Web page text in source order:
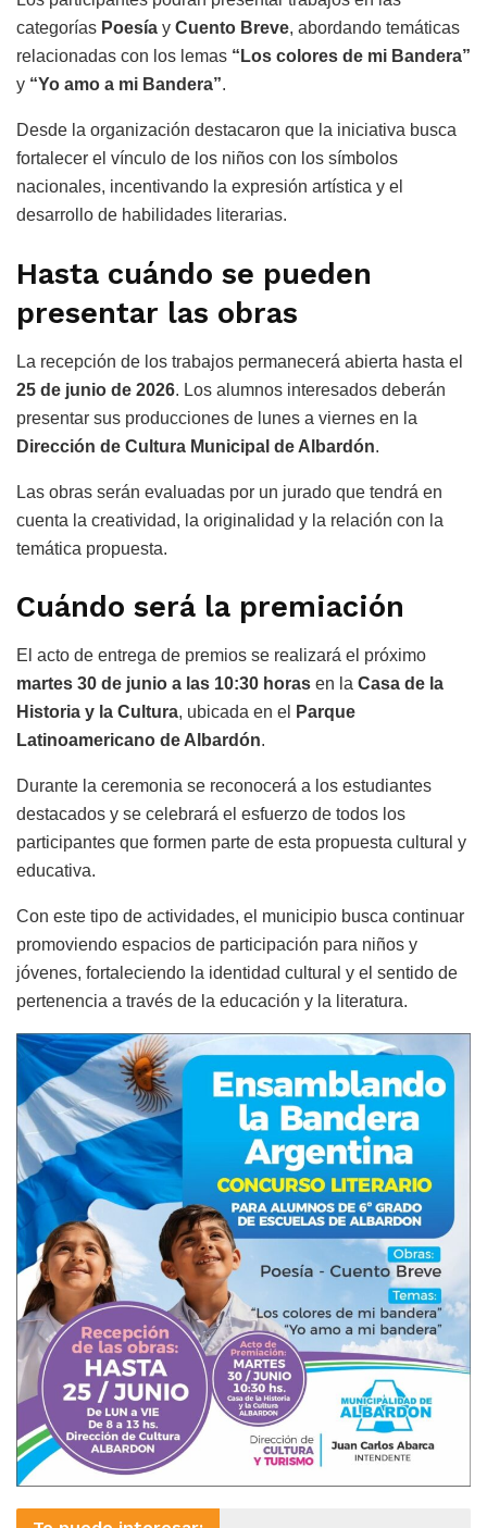
categorías Poesía y Cuento Breve, abordando temáticas
relacionadas con los lemas “Los colores de mi Bandera”
y “Yo amo a mi Bandera”.
Desde la organización destacaron que la iniciativa busca
fortalecer el vínculo de los niños con los símbolos
nacionales, incentivando la expresión artística y el
desarrollo de habilidades literarias.
Hasta cuándo se pueden
presentar las obras
La recepción de los trabajos permanecerá abierta hasta el
25 de junio de 2026. Los alumnos interesados deberán
presentar sus producciones de lunes a viernes en la
Dirección de Cultura Municipal de Albardón.
Las obras serán evaluadas por un jurado que tendrá en
cuenta la creatividad, la originalidad y la relación con la
temática propuesta.
Cuándo será la premiación
El acto de entrega de premios se realizará el próximo
martes 30 de junio a las 10:30 horas en la Casa de la
Historia y la Cultura, ubicada en el
Parque
Latinoamericano de Albardón.
Durante la ceremonia se reconocerá a los estudiantes
destacados y se celebrará el esfuerzo de todos los
participantes que formen parte de esta propuesta cultural y
educativa.
Con este tipo de actividades, el municipio busca continuar
promoviendo espacios de participación para niños y
jóvenes, fortaleciendo la identidad cultural y el sentido de
pertenencia a través de la educación y la literatura.